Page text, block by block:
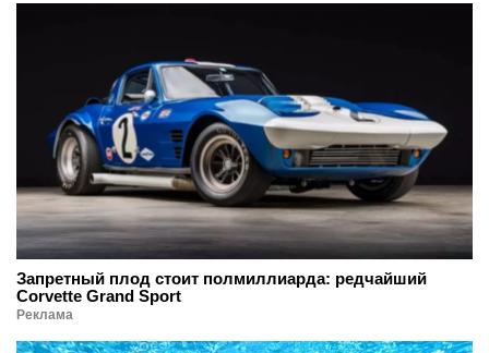
Запретный плод стоит полмиллиарда: редчайший
Corvette Grand Sport
Реклама